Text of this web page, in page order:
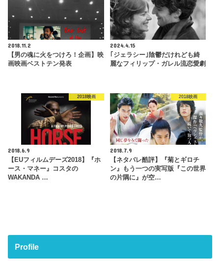
2018.11.2
【男の魂に火をつけろ！企画】映
画映画ベストテン発表
2024.4.15
｢ジェラシー｣陰鬱だけれども綺
麗なフィリップ・ガレル流恋愛劇
2018映画
2018.6.9
【EUフィルムデーズ2018】『ホ
ース・マネー』コスタの
WAKANDA …
2018映画
2018.7.9
【ネタバレ酷評】『菊とギロチ
ン』もう一つの実写版『この世界
の片隅に』が空…
Profile